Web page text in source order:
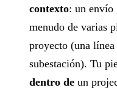
contexto: un envío
menudo de varias
proyecto (una
subestación). Tu
dentro de un